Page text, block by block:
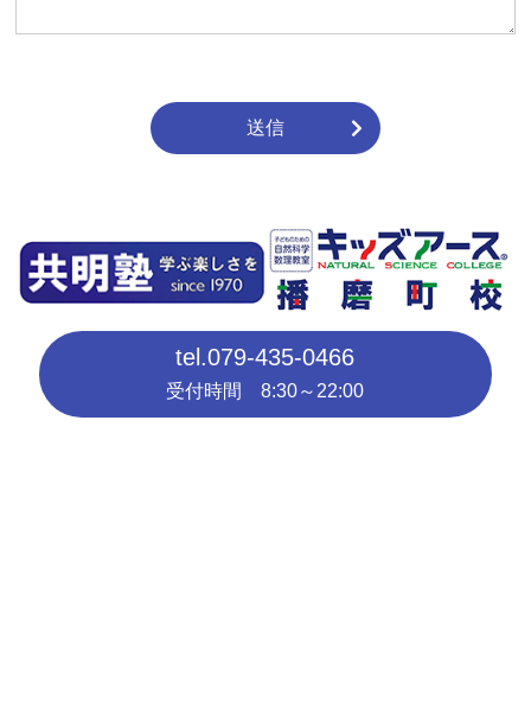
送信
tel.079-435-0466
受付時間 8:30～22:00